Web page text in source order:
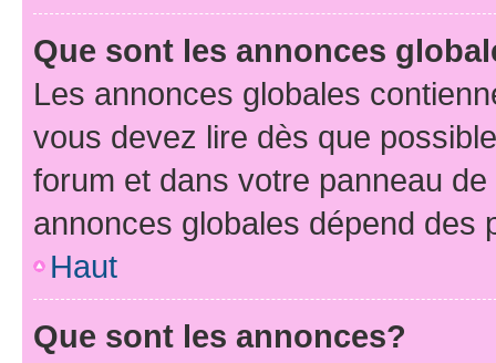
Que sont les annonces
Les annonces globales
vous devez lire dès que
forum et dans votre panneau
annonces globales dépend des
Haut
Que sont les annonces?